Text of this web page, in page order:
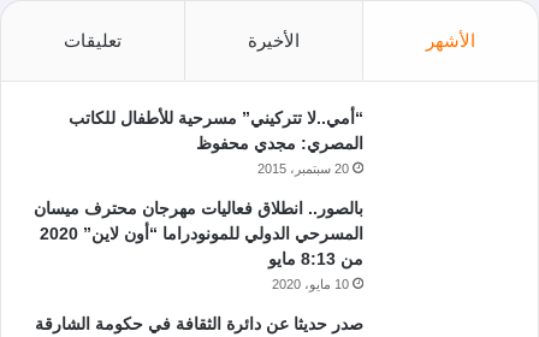
الأشهر الأخيرة تعليقات
“أمي..لا تتركيني” مسرحية للأطفال للكاتب
المصري: مجدي محفوظ
20 سبتمبر، 2015
بالصور.. انطلاق فعاليات مهرجان محترف ميسان
المسرحي الدولي للمونودراما “أون لاين” 2020
من 8:13 مايو
10 مايو، 2020
صدر حديثا عن دائرة الثقافة في حكومة الشارقة